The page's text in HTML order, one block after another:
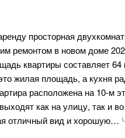
просторная
ремонтом в новом доме
квартиры составляет 64
жилая площадь, а кухня
расположена на 10-м
как на улицу, так и
отличный вид и хорошую…